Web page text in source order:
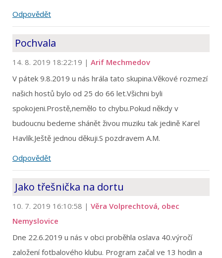
Odpovědět
Pochvala
14. 8. 2019 18:22:19 | Arif Mechmedov
V pátek 9.8.2019 u nás hrála tato skupina.Věkové rozmezí
našich hostů bylo od 25 do 66 let.Všichni byli
spokojeni.Prostě,nemělo to chybu.Pokud někdy v
budoucnu bedeme shánět živou muziku tak jedině Karel
Havlík.Ještě jednou děkuji.S pozdravem A.M.
Odpovědět
Jako třešnička na dortu
10. 7. 2019 16:10:58 | Věra Volprechtová, obec
Nemyslovice
Dne 22.6.2019 u nás v obci proběhla oslava 40.výročí
založení fotbalového klubu. Program začal ve 13 hodin a